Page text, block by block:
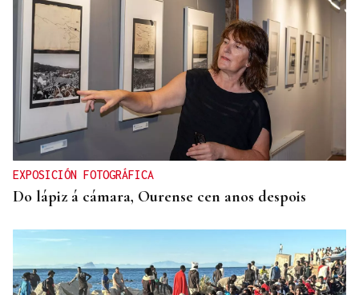
OFERTA DIVERSIFICADA
Las academias de Ourense se reinventan tras el fin
de los exámenes de septiembre
EXPOSICIÓN FOTOGRÁFICA
Do lápiz á cámara, Ourense cen anos despois